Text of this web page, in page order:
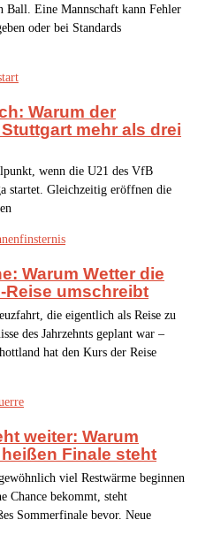
Ball. Eine Mannschaft kann Fehler
oder bei Standards
Warum der
mehr als drei
wenn die U21 des VfB
startet. Gleichzeitig eröffnen die
Warum Wetter die
umschreibt
die eigentlich als Reise zu
des Jahrzehnts geplant war –
hat den Kurs der Reise
weiter: Warum
Finale steht
viel Restwärme beginnen
Chance bekommt, steht
Sommerfinale bevor. Neue